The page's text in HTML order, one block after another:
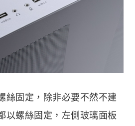
絲固定，除非必要不然不建
以螺絲固定，左側玻璃面板